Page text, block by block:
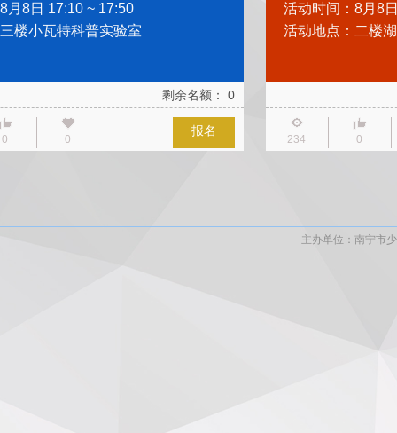
月8日 17:10 ~ 17:50
楼小瓦特科普实验室
剩余名额： 0
0 0
报名
活动时间：8月8
活动地点：二楼
234 0
主办单位：南宁市